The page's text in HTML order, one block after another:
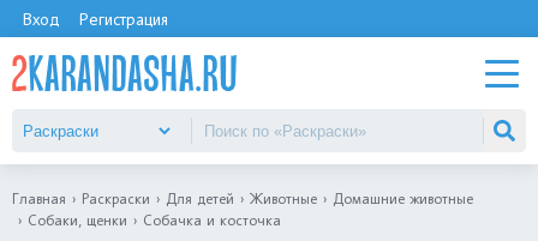
Вход Регистрация
Главная Раскраски Для детей Животные
Домашние животные
Собаки, щенки
Собачка и косточка